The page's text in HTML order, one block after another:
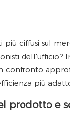
più diffusi sul
dell'ufficio?
confronto
più
prodotto e